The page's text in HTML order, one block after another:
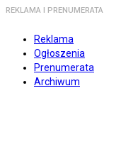
REKLAMA I PRENUMERATA
Reklama
Ogłoszenia
Prenumerata
Archiwum